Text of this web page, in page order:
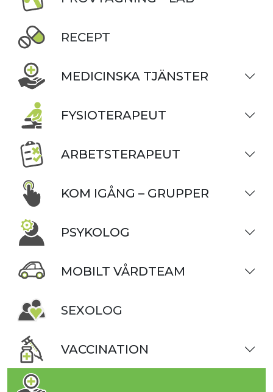
RECEPT
MEDICINSKA TJÄNSTER
FYSIOTERAPEUT
ARBETSTERAPEUT
KOM IGÅNG – GRUPPER
PSYKOLOG
MOBILT VÅRDTEAM
SEXOLOG
VACCINATION